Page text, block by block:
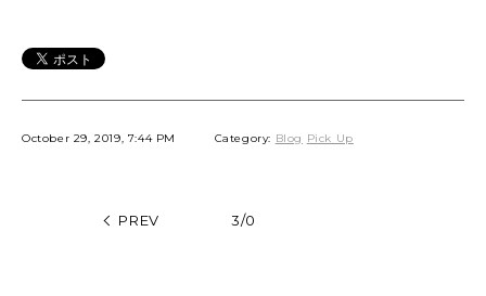
October 29, 2019, 7:44 PM Category: Blog Pick Up
PREV 3/0